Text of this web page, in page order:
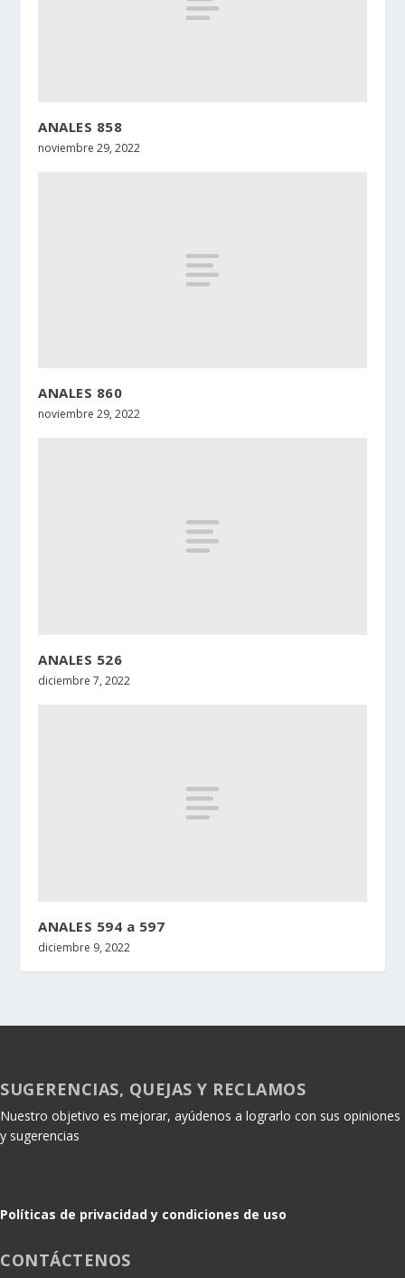
ANALES 858
noviembre 29, 2022
ANALES 860
noviembre 29, 2022
ANALES 526
diciembre 7, 2022
ANALES 594 a 597
diciembre 9, 2022
SUGERENCIAS, QUEJAS Y RECLAMOS
Nuestro objetivo es mejorar, ayúdenos a lograrlo con sus opiniones
y sugerencias
Políticas de privacidad y condiciones de uso
CONTÁCTENOS